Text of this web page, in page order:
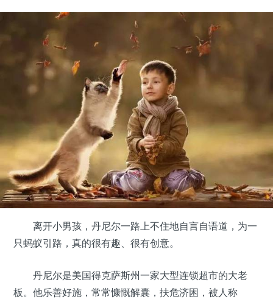
离开小男孩，丹尼尔一路上不住地自言自语道，为一
只蚂蚁引路，真的很有趣、很有创意。
丹尼尔是美国得克萨斯州一家大型连锁超市的大老
板。他乐善好施，常常慷慨解囊，扶危济困，被人称